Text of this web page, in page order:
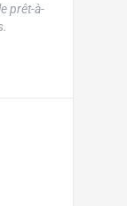
prêt-à-